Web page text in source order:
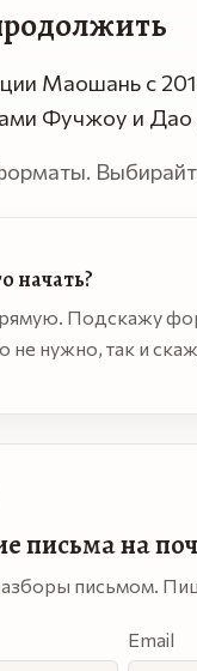
Маошань с
Фучжоу и
начать?
Подскажу
не нужно, так и
письма на
письмом.
Email